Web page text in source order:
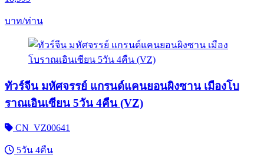
บาท/ท่าน
ทัวร์จีน มหัศจรรย์ แกรนด์แคนยอนผิงซาน เมืองโบ
ราณเอินเซียน 5วัน 4คืน (VZ)
CN_VZ00641
5วัน 4คืน